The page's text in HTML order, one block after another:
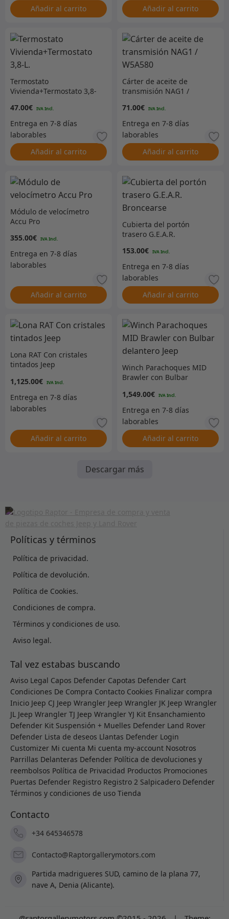
Añadir al carrito Añadir al carrito
Termostato
Vivienda+Termostato 3,8-
47.00€
Añadir al carrito
Cárter de aceite de
transmisión NAG1 /
71.00€
Añadir al carrito
Módulo de velocímetro
Accu Pro
355.00€
Añadir al carrito
Cubierta del portón
trasero G.E.A.R.
153.00€
Añadir al carrito
Lona RAT Con cristales
tintados Jeep
1,125.00€
Añadir al carrito
Winch Parachoques MID
Brawler con Bulbar
1,549.00€
Añadir al carrito
Descargar más
Políticas y términos
Política de privacidad.
Política de devolución.
Política de Cookies.
Condiciones de compra.
Términos y condiciones de uso.
Aviso legal.
Tal vez estabas buscando
Aviso Legal Capos Defender Capotas Defender Cart
Condiciones De Compra Contacto Cookies Finalizar compra
Inicio Jeep CJ Jeep Wrangler Jeep Wrangler JK Jeep Wrangler
JL Jeep Wrangler TJ Jeep Wrangler YJ Kit Ensanchamiento
Defender Kit Suspensión + Muelles Defender Land Rover
Defender Lista de deseos Llantas Defender Login
Customizer Mi cuenta Mi cuenta my-account Nosotros
Parrillas Delanteras Defender Política de devoluciones y
reembolsos Política de Privacidad Productos Promociones
Puertas Defender Registro Registro 2 Salpicadero Defender
Términos y condiciones de uso Tienda
Contacto
+34 645346578
Contacto@Raptorgallerymotors.com
Partida madrigueres SUD, camino de la plana 77,
nave A, Denia (Alicante).